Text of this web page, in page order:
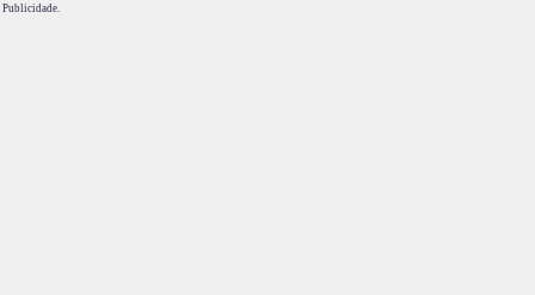
Publicidade.